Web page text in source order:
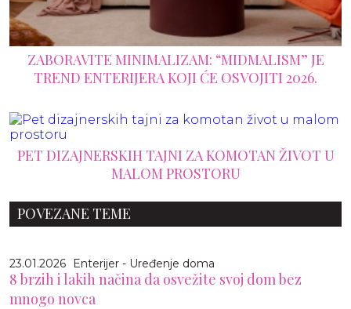
ZABORAVITE MINIMALIZAM: “MIDMALISM” JE
TREND ENTERIJERA KOJI ĆE OSVOJITI 2026.
PET DIZAJNERSKIH TAJNI ZA KOMOTAN ŽIVOT U
MALOM PROSTORU
POVEZANE TEME
23.01.2026 Enterijer - Uređenje doma
8 brzih i lakih načina da osvežite svoj dom bez
mnogo novca